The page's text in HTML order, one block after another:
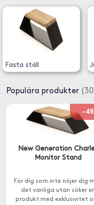
Fasta ställ
Populära produkter
-
New Generation
Monitor Stand
För dig som inte nöjer dig
det vanliga utan söker
produkt med exklusivitet